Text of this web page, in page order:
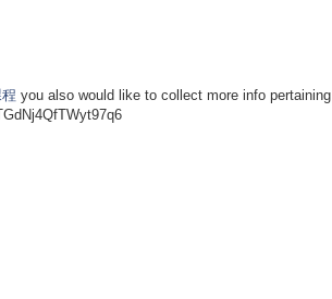
you also would like to collect more info pertaining